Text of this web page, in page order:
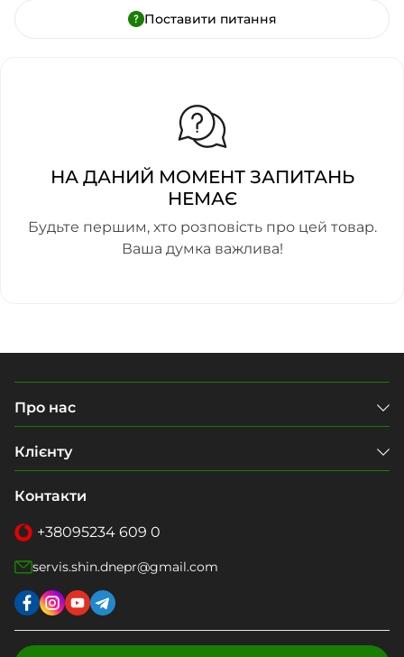
Поставити питання
НА ДАНИЙ МОМЕНТ ЗАПИТАНЬ
НЕМАЄ
Будьте першим, хто розповість про цей товар.
Ваша думка важлива!
Про нас
Клієнту
Контакти
+38095234 609 0
servis.shin.dnepr@gmail.com